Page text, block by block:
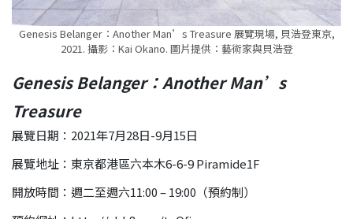
Genesis Belanger：Another Man’s Treasure 展覽現場, 貝浩登東京,
2021. 攝影：Kai Okano. 圖片提供：藝術家與貝浩登
Genesis Belanger：Another Man’s
Treasure
展覽日期：2021年7月28日-9月15日
展覽地址：東京都港區六本木6-6-9 Piramide1F
開放時間：週二至週六11:00 – 19:00（預約制）